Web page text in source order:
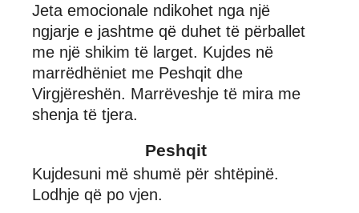
Jeta emocionale ndikohet nga një
ngjarje e jashtme që duhet të përballet
me një shikim të larget. Kujdes në
marrëdhëniet me Peshqit dhe
Virgjëreshën. Marrëveshje të mira me
shenja të tjera.
Peshqit
Kujdesuni më shumë për shtëpinë.
Lodhje që po vjen.